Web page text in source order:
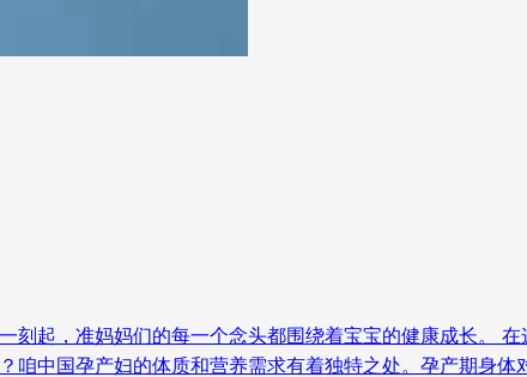
起，准妈妈们的每一个念头都围绕着宝宝的健康成长。
中国孕产妇的体质和营养需求有着独特之处。孕产期身体